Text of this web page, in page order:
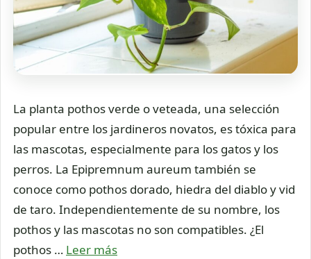
La planta pothos verde o veteada, una selección
popular entre los jardineros novatos, es tóxica para
las mascotas, especialmente para los gatos y los
perros. La Epipremnum aureum también se
conoce como pothos dorado, hiedra del diablo y vid
de taro. Independientemente de su nombre, los
pothos y las mascotas no son compatibles. ¿El
pothos … Leer más